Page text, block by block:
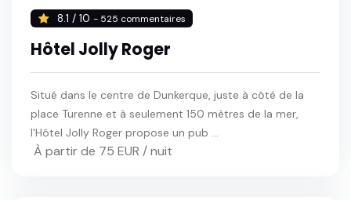
8.1 / 10 - 525 commentaires
Hôtel Jolly Roger
Situé dans le centre de Dunkerque, juste à côté de la
place Turenne et à seulement 150 mètres de la mer,
l'Hôtel Jolly Roger propose un pub ...
À partir de 75 EUR / nuit